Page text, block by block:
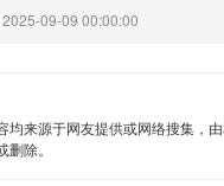
2025-09-09 00:00:00
均来源于网友提供或网络搜集，
除。